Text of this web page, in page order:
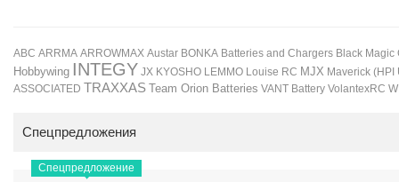
ABC ARRMA ARROWMAX Austar BONKA Batteries and Chargers Black Magic
Hobbywing INTEGY JX KYOSHO LEMMO Louise RC MJX Maverick (HPI
ASSOCIATED TRAXXAS Team Orion Batteries VANT Battery VolantexRC
Спецпредложения
Спецпредложение